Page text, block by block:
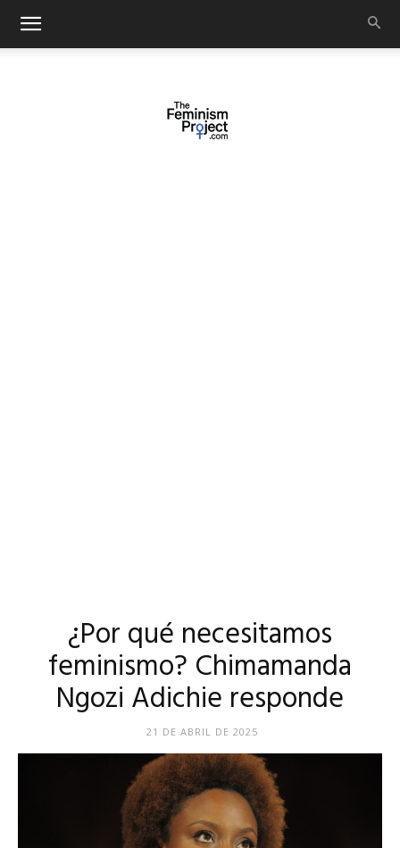
¿Por qué necesitamos
feminismo? Chimamanda
Ngozi Adichie responde
21 DE ABRIL DE 2025